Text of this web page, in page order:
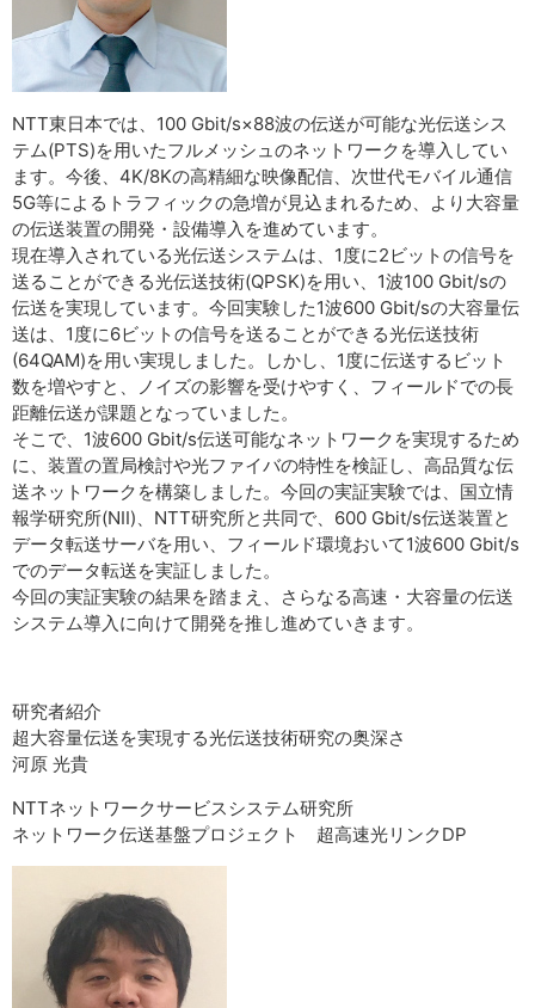
NTT東日本では、100 Gbit/s×88波の伝送が可能な光伝送シス
テム(PTS)を用いたフルメッシュのネットワークを導入してい
ます。今後、4K/8Kの高精細な映像配信、次世代モバイル通信
5G等によるトラフィックの急増が見込まれるため、より大容量
の伝送装置の開発・設備導入を進めています。
現在導入されている光伝送システムは、1度に2ビットの信号を
送ることができる光伝送技術(QPSK)を用い、1波100 Gbit/sの
伝送を実現しています。今回実験した1波600 Gbit/sの大容量伝
送は、1度に6ビットの信号を送ることができる光伝送技術
(64QAM)を用い実現しました。しかし、1度に伝送するビット
数を増やすと、ノイズの影響を受けやすく、フィールドでの長
距離伝送が課題となっていました。
そこで、1波600 Gbit/s伝送可能なネットワークを実現するため
に、装置の置局検討や光ファイバの特性を検証し、高品質な伝
送ネットワークを構築しました。今回の実証実験では、国立情
報学研究所(NII)、NTT研究所と共同で、600 Gbit/s伝送装置と
データ転送サーバを用い、フィールド環境おいて1波600 Gbit/s
でのデータ転送を実証しました。
今回の実証実験の結果を踏まえ、さらなる高速・大容量の伝送
システム導入に向けて開発を推し進めていきます。
研究者紹介
超大容量伝送を実現する光伝送技術研究の奥深さ
河原 光貴
NTTネットワークサービスシステム研究所
ネットワーク伝送基盤プロジェクト 超高速光リンクDP